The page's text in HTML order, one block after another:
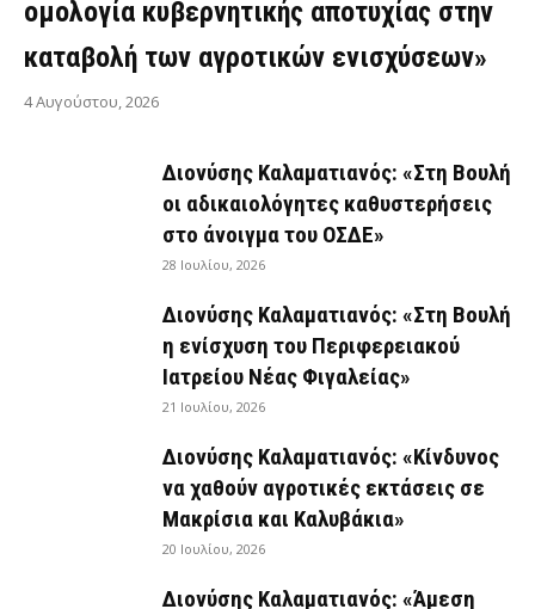
ομολογία κυβερνητικής αποτυχίας στην
καταβολή των αγροτικών ενισχύσεων»
4 Αυγούστου, 2026
Διονύσης Καλαματιανός: «Στη Βουλή
οι αδικαιολόγητες καθυστερήσεις
στο άνοιγμα του ΟΣΔΕ»
28 Ιουλίου, 2026
Διονύσης Καλαματιανός: «Στη Βουλή
η ενίσχυση του Περιφερειακού
Ιατρείου Νέας Φιγαλείας»
21 Ιουλίου, 2026
Διονύσης Καλαματιανός: «Κίνδυνος
να χαθούν αγροτικές εκτάσεις σε
Μακρίσια και Καλυβάκια»
20 Ιουλίου, 2026
Διονύσης Καλαματιανός: «Άμεση